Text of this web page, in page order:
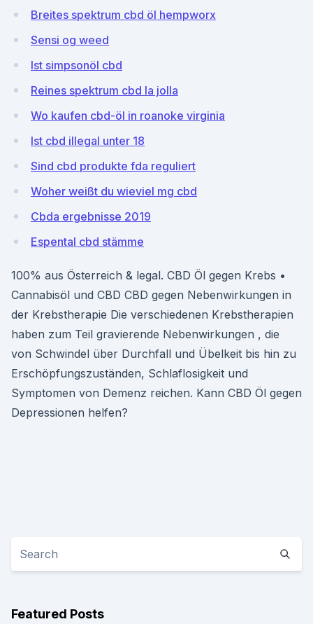
Breites spektrum cbd öl hempworx
Sensi og weed
Ist simpsonöl cbd
Reines spektrum cbd la jolla
Wo kaufen cbd-öl in roanoke virginia
Ist cbd illegal unter 18
Sind cbd produkte fda reguliert
Woher weißt du wieviel mg cbd
Cbda ergebnisse 2019
Espental cbd stämme
100% aus Österreich & legal. CBD Öl gegen Krebs •
Cannabisöl und CBD CBD gegen Nebenwirkungen in
der Krebstherapie Die verschiedenen Krebstherapien
haben zum Teil gravierende Nebenwirkungen , die
von Schwindel über Durchfall und Übelkeit bis hin zu
Erschöpfungszuständen, Schlaflosigkeit und
Symptomen von Demenz reichen. Kann CBD Öl gegen
Depressionen helfen?
Featured Posts